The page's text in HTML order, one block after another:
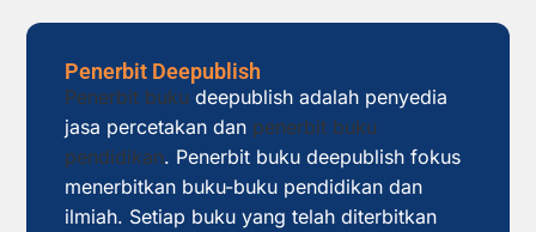
Penerbit Deepublish
Penerbit buku deepublish adalah penyedia
jasa percetakan dan penerbit buku
pendidikan. Penerbit buku deepublish fokus
menerbitkan buku-buku pendidikan dan
ilmiah. Setiap buku yang telah diterbitkan